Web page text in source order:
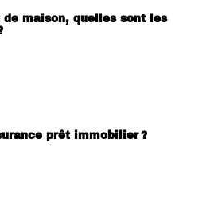
de maison, quelles sont les
prêt immobilier ?